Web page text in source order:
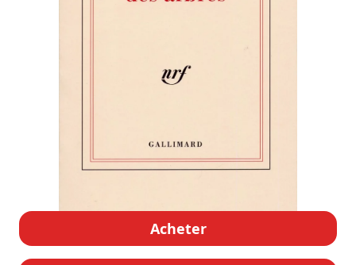
Acheter